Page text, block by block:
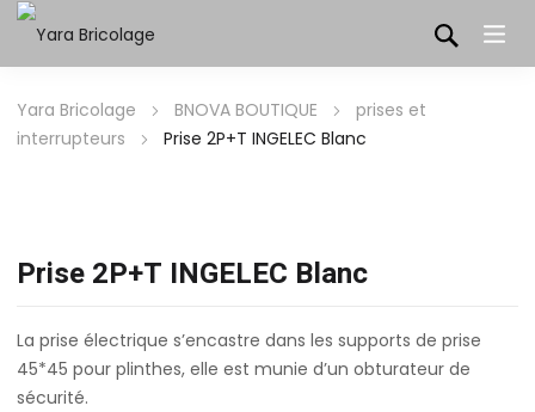
Yara Bricolage BNOVA BOUTIQUE
prises et
interrupteurs
Prise 2P+T INGELEC Blanc
Prise 2P+T INGELEC Blanc
La prise électrique s’encastre dans les supports de prise
45*45 pour plinthes, elle est munie d’un obturateur de
sécurité.